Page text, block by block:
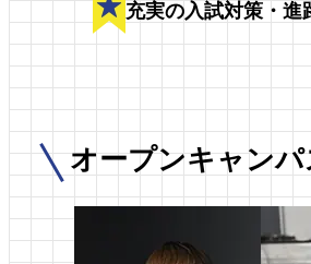
充実の入試対策・進
オープンキャンパ